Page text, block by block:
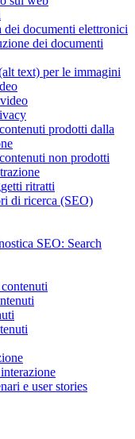
documenti elettronici
dei documenti
text) per le immagini
prodotti dalla
non prodotti
ritratti
di ricerca (SEO)
SEO: Search
e user stories